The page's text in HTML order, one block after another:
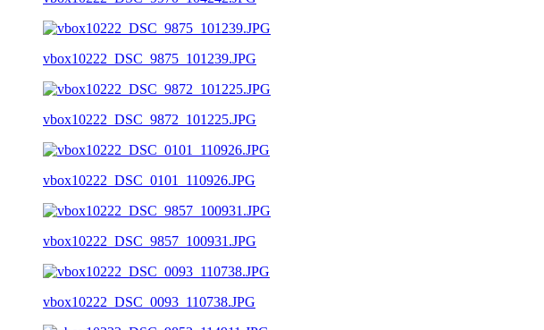
vbox10222_DSC_9875_101239.JPG
vbox10222_DSC_9872_101225.JPG
vbox10222_DSC_0101_110926.JPG
vbox10222_DSC_9857_100931.JPG
vbox10222_DSC_0093_110738.JPG